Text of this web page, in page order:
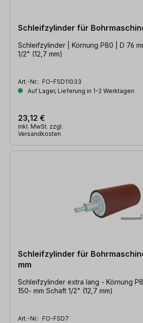
Schleifzylinder für
Schleifzylinder | Körnung P80 | D 76
1/2" (12,7 mm)
Art.-Nr.: FO-FSD11033
Auf Lager, Lieferung in 1-2 Werktagen
23,12 €
inkl. MwSt. zzgl.
Versandkosten
Schleifzylinder für
mm
Schleifzylinder extra lang - Körnung
150- mm Schaft 1/2" (12,7 mm)
Art.-Nr.: FO-FSD7